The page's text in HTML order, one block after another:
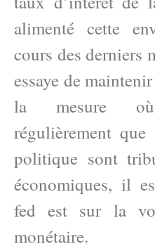
alimenté cette
cours des derniers
essaye de
la mesure
régulièrement que
politique sont
économiques, il
fed est sur la
monétaire.